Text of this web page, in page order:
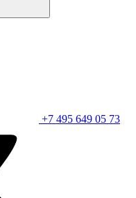
+7 495 649 05 73